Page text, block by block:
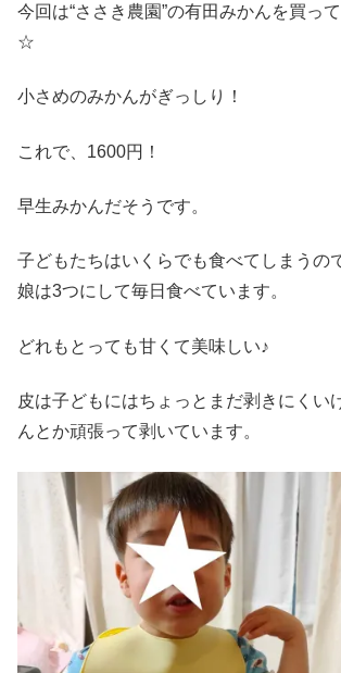
今回は“ささき農園”の有田みかんを買っ
☆
小さめのみかんがぎっしり！
これで、1600円！
早生みかんだそうです。
子どもたちはいくらでも食べてしまうの
娘は3つにして毎日食べています。
どれもとっても甘くて美味しい♪
皮は子どもにはちょっとまだ剥きにくい
んとか頑張って剥いています。